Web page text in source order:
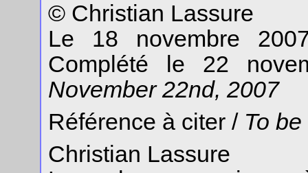
© Christian Lassure
Le 18 novembre
Complété le 22
November 22nd, 2007
Référence à citer / To
Christian Lassure